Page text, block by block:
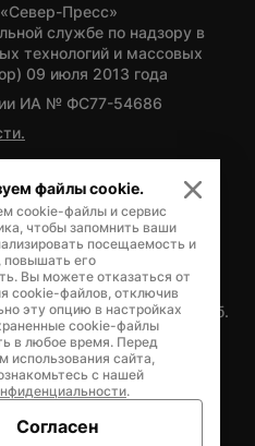
Пресс»
службе по надзору в
технологий и массовых
09 июля 2013 года
ИА № ФС77-54686
политики Ямало-
Богдана Кнунянца, д.1, каб.
42728
файлы cookie.
cookie-файлы и сервис
чтобы запомнить ваши
посещаемость и
повышать его
Вы можете отказаться от
cookie-файлов, отключив
эту опцию в настройках
cookie-файлы
в любое время. Перед
использования сайта,
с нашей
.
Согласен